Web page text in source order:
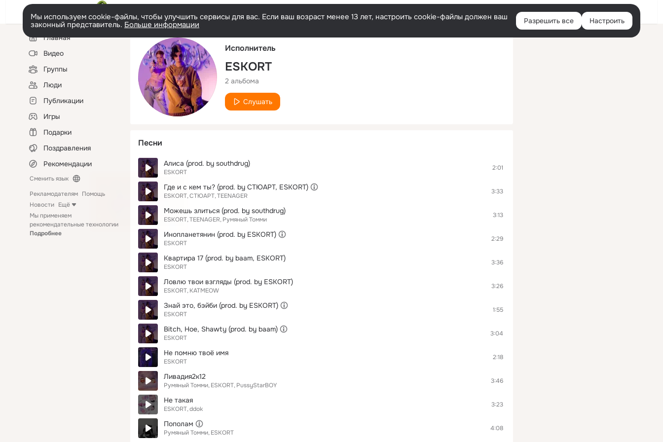
Русский Войти
Мы используем cookie-файлы, чтобы улучшить сервисы для вас. Если ваш возраст менее 13 лет, настроить cookie-файлы должен ваш
законный представитель. Больше информации Разрешить все Настроить
Левая
колонкаГлавная
Видео
Группы
Люди
Публикации
Игры
Подарки
Поздравления
Рекомендации
Сменить язык
Рекламодателям Помощь
Новости Ещё
Мы применяем
рекомендательные технологии
Подробнее
Исполнитель
ESKORT
2 альбома
Слушать
Песни
Алиса (prod. by southdrug)
ESKORT
2:01
Где и с кем ты? (prod. by СТЮАРТ, ESKORT)
ESKORT СТЮАРТ TEENAGER
3:33
Можешь злиться (prod. by southdrug)
ESKORT TEENAGER Румяный Томми
3:13
Инопланетянин (prod. by ESKORT)
ESKORT
2:29
Квартира 17 (prod. by baam, ESKORT)
ESKORT
3:36
Ловлю твои взгляды (prod. by ESKORT)
ESKORT KATMEOW
3:26
Знай это, бэйби (prod. by ESKORT)
ESKORT
1:55
Bitch, Hoe, Shawty (prod. by baam)
ESKORT
3:04
Не помню твоё имя
ESKORT
2:18
Ливадия2к12
Румяный Томми ESKORT PussyStarBOY
3:46
Не такая
ESKORT ddok
3:23
Пополам
Румяный Томми ESKORT
4:08